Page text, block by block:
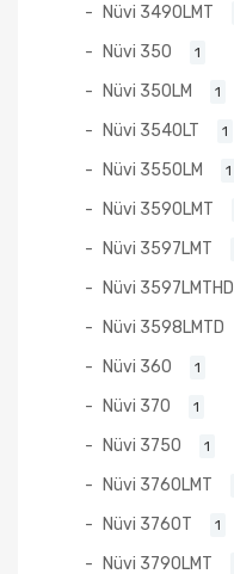
Nüvi 3490LMT
Nüvi 350 1
Nüvi 350LM 1
Nüvi 3540LT 1
Nüvi 3550LM 1
Nüvi 3590LMT
Nüvi 3597LMT
Nüvi 3597LMTHD
Nüvi 3598LMTD
Nüvi 360 1
Nüvi 370 1
Nüvi 3750 1
Nüvi 3760LMT
Nüvi 3760T 1
Nüvi 3790LMT